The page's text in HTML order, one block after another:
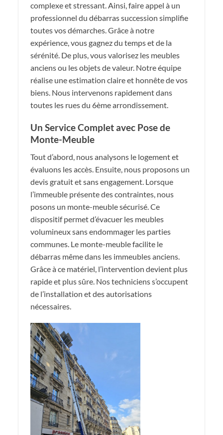
complexe et stressant. Ainsi, faire appel à un
professionnel du débarras succession simplifie
toutes vos démarches. Grâce à notre
expérience, vous gagnez du temps et de la
sérénité. De plus, vous valorisez les meubles
anciens ou les objets de valeur. Notre équipe
réalise une estimation claire et honnête de vos
biens. Nous intervenons rapidement dans
toutes les rues du 6ème arrondissement.
Un Service Complet avec Pose de
Monte-Meuble
Tout d’abord, nous analysons le logement et
évaluons les accès. Ensuite, nous proposons un
devis gratuit et sans engagement. Lorsque
l’immeuble présente des contraintes, nous
posons un monte-meuble sécurisé. Ce
dispositif permet d’évacuer les meubles
volumineux sans endommager les parties
communes. Le monte-meuble facilite le
débarras même dans les immeubles anciens.
Grâce à ce matériel, l’intervention devient plus
rapide et plus sûre. Nos techniciens s’occupent
de l’installation et des autorisations
nécessaires.